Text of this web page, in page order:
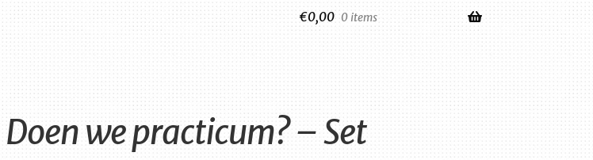
€0,00 0 items
Doen we practicum? – Set